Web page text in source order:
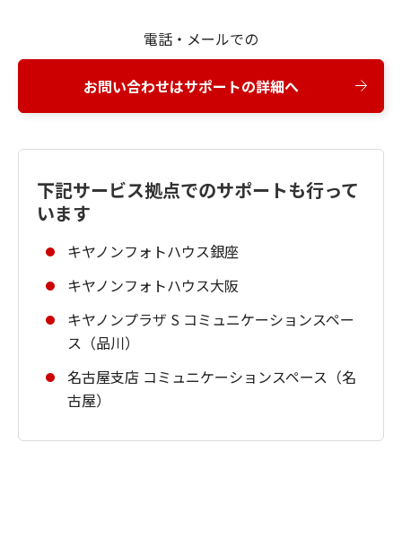
電話・メールでの
お問い合わせはサポートの詳細へ
下記サービス拠点でのサポートも行って
います
キヤノンフォトハウス銀座
キヤノンフォトハウス大阪
キヤノンプラザ S コミュニケーションスペー
ス（品川）
名古屋支店 コミュニケーションスペース（名
古屋）